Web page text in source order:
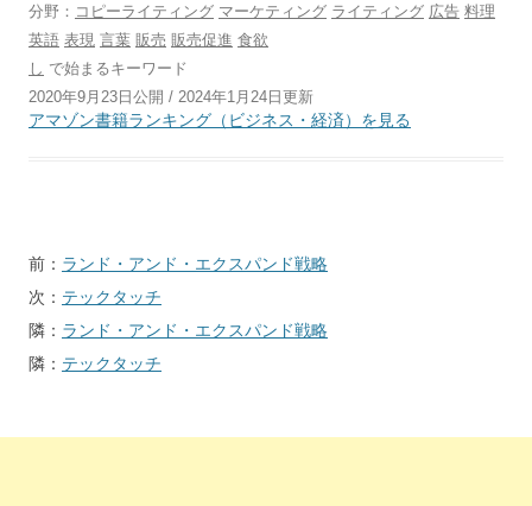
分野： コピーライティング マーケティング ライティング 広告 料理
英語 表現 言葉 販売 販売促進 食欲
し で始まるキーワード
2020年9月23日公開 / 2024年1月24日更新
アマゾン書籍ランキング（ビジネス・経済）を見る
投
稿
ナ
ビ
前： ランド・アンド・エクスパンド戦略
次： テックタッチ
隣： ランド・アンド・エクスパンド戦略
隣： テックタッチ